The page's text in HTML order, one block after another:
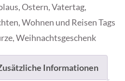
, Ostern,Vatertag,
,Wohnen und ReisenTags
,Weihnachtsgeschenk
Informationen